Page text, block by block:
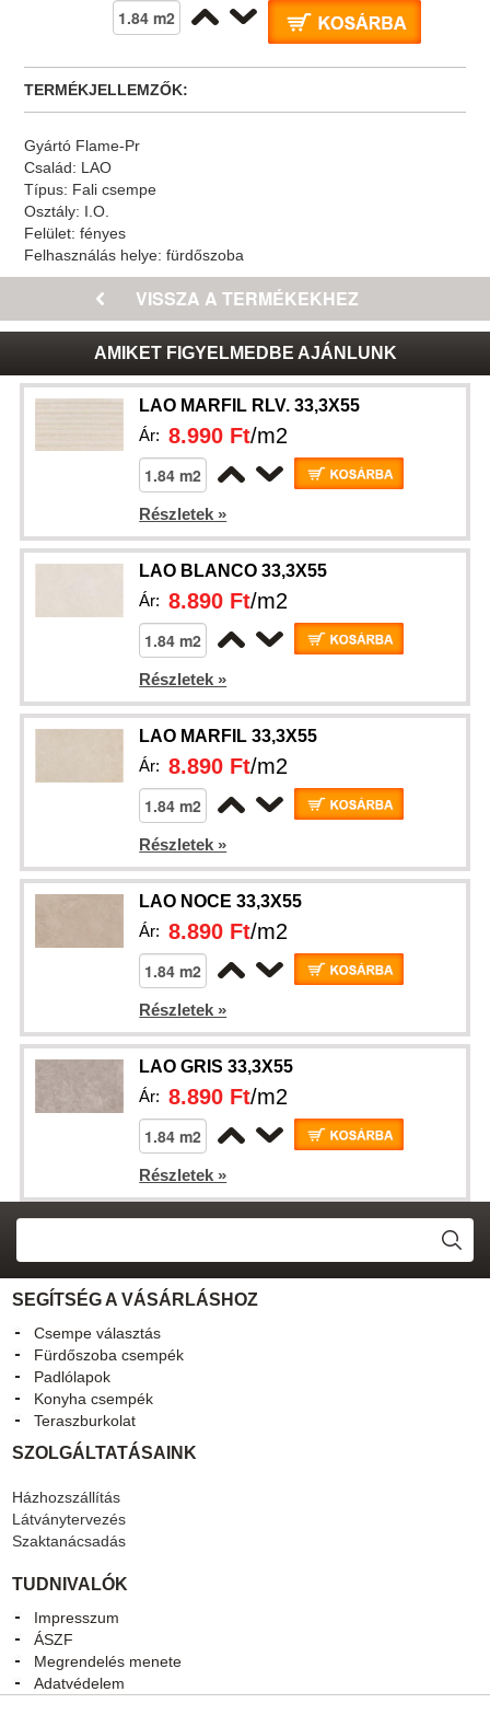
TERMÉKJELLEMZŐK:
Gyártó Flame-Pr
Család: LAO
Típus: Fali csempe
Osztály: I.O.
Felület:fényes
Felhasználás helye:fürdőszoba
AMIKET FIGYELMEDBE AJÁNLUNK
LAO MARFIL RLV. 33,3X55
Ár:8.990 Ft/m2
Részletek »
LAO BLANCO 33,3X55
Ár:8.890 Ft/m2
Részletek »
LAO MARFIL 33,3X55
Ár:8.890 Ft/m2
Részletek »
LAO NOCE 33,3X55
Ár:8.890 Ft/m2
Részletek »
LAO GRIS 33,3X55
Ár:8.890 Ft/m2
Részletek »
SEGÍTSÉG A VÁSÁRLÁSHOZ
Csempe választás
Fürdőszoba csempék
Padlólapok
Konyha csempék
Teraszburkolat
SZOLGÁLTATÁSAINK
Házhozszállítás
Látványtervezés
Szaktanácsadás
TUDNIVALÓK
Impresszum
ÁSZF
Megrendelés menete
Adatvédelem